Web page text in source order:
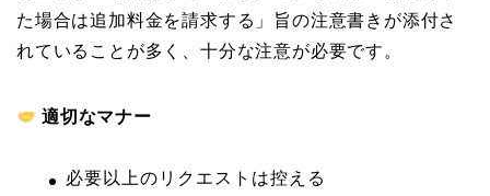
た場合は追加料金を請求する」旨の注意書きが添付さ
れていることが多く、十分な注意が必要です。
適切なマナー
必要以上のリクエストは控える